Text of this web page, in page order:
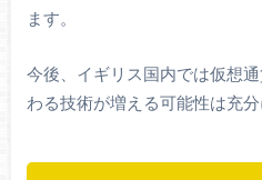
ます。
今後、イギリス国内では仮想
わる技術が増える可能性は充分